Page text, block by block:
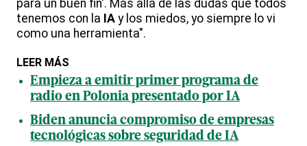
para un buen fin'. Más allá de las dudas que todos
tenemos con la IA y los miedos, yo siempre lo vi
como una herramienta".
LEER MÁS
Empieza a emitir primer programa de
radio en Polonia presentado por IA
Biden anuncia compromiso de empresas
tecnológicas sobre seguridad de IA